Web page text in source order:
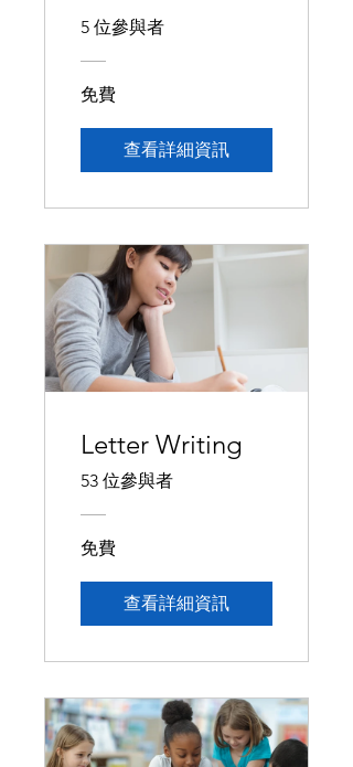
5 位參與者
免費
查看詳細資訊
Letter Writing
53 位參與者
免費
查看詳細資訊